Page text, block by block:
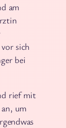
am
sich
bei
rief mit
um